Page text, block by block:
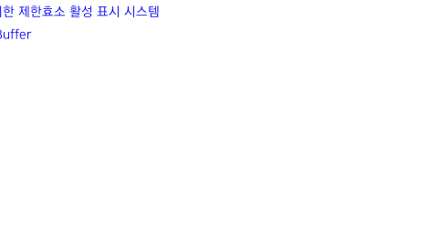
제한효소 활성 표시 시스템